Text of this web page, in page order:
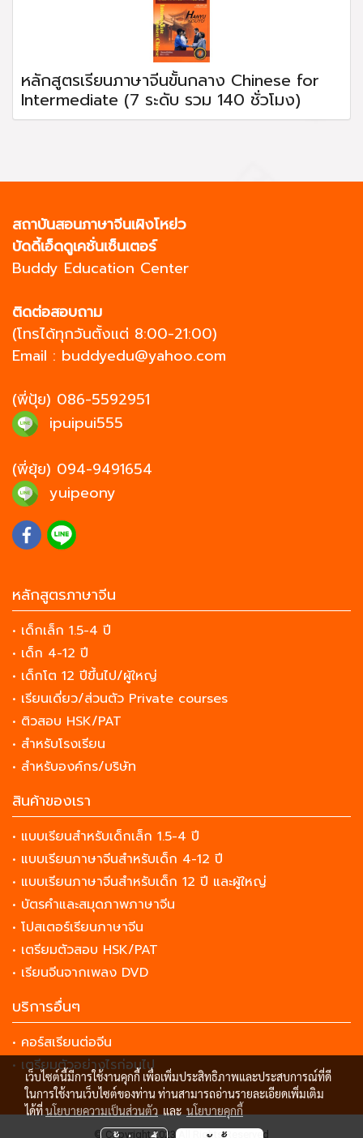
หลักสูตรเรียนภาษาจีนขั้นกลาง Chinese for
Intermediate (7 ระดับ รวม 140 ชั่วโมง)
สถาบันสอนภาษาจีนเผิงโหย่ว
บัดดี้เอ็ดดูเคชั่นเซ็นเตอร์
Buddy Education Center
ติดต่อสอบถาม
(โทรได้ทุกวันตั้งแต่ 8:00-21:00)
Email : buddyedu@yahoo.com
(พี่ปุ้ย) 086-5592951
ipuipui555
(พี่ยุ้ย) 094-9491654
yuipeony
หลักสูตรภาษาจีน
• เด็กเล็ก 1.5-4 ปี
• เด็ก 4-12 ปี
• เด็กโต 12 ปีขึ้นไป/ผู้ใหญ่
• เรียนเดี่ยว/ส่วนตัว Private courses
• ติวสอบ HSK/PAT
• สำหรับโรงเรียน
• สำหรับองค์กร/บริษัท
สินค้าของเรา
• แบบเรียนสำหรับเด็กเล็ก 1.5-4 ปี
• แบบเรียนภาษาจีนสำหรับเด็ก 4-12 ปี
• แบบเรียนภาษาจีนสำหรับเด็ก 12 ปี และผู้ใหญ่
• บัตรคำและสมุดภาพภาษาจีน
• โปสเตอร์เรียนภาษาจีน
• เตรียมตัวสอบ HSK/PAT
• เรียนจีนจากเพลง DVD
บริการอื่นๆ
• คอร์สเรียนต่อจีน
• เตรียมตัวอย่างไรก่อนไป
© Copyright 2023 All Rights Reserved
เว็บไซต์นี้มีการใช้งานคุกกี้ เพื่อเพิ่มประสิทธิภาพและประสบการณ์ที่ดี
ในการใช้งานเว็บไซต์ของท่าน ท่านสามารถอ่านรายละเอียดเพิ่มเติม
ได้ที่นโยบายความเป็นส่วนตัว และ นโยบายคุกกี้